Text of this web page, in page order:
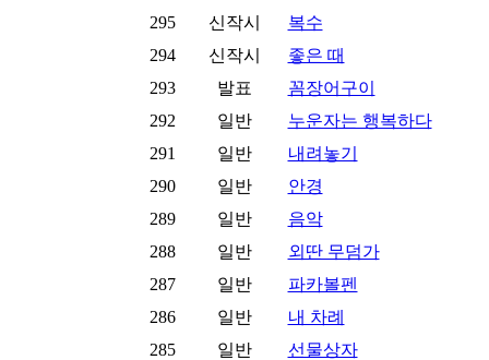
295
신작시
복수
294
신작시
좋은 때
293
발표
꼼장어구이
292
일반
누운자는 행복하다
291
일반
내려놓기
290
일반
안경
289
일반
음악
288
일반
외딴 무덤가
287
일반
파카볼펜
286
일반
내 차례
285
일반
선물상자